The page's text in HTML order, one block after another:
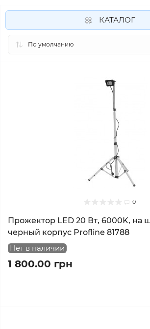
КАТАЛОГ
0
Прожектор LED 20 Вт, 6000K, на
черный корпус Profline 81788
Нет в наличии
1 800.00 грн